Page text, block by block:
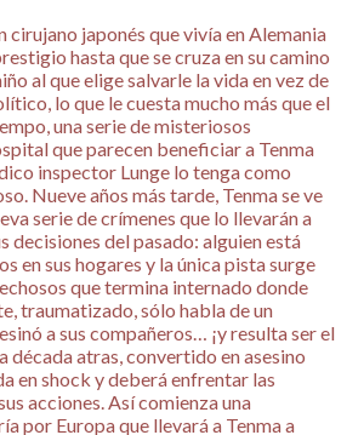
cirujano japonés que vivía en Alemania
hasta que se cruza en su camino
al que elige salvarle la vida en vez de
lo que le cuesta mucho más que el
una serie de misteriosos
que parecen beneficiar a Tenma
inspector Lunge lo tenga como
Nueve años más tarde, Tenma se ve
serie de crímenes que lo llevarán a
decisiones del pasado: alguien está
en sus hogares y la única pista surge
que termina internado donde
traumatizado, sólo habla de un
a sus compañeros… ¡y resulta ser el
década atras, convertido en asesino
en shock y deberá enfrentar las
acciones. Así comienza una
por Europa que llevará a Tenma a